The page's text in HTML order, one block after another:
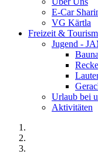
E-Car
VG Kärtla
Freizeit &
Jugend -
Urlaub bei
Aktivitäten